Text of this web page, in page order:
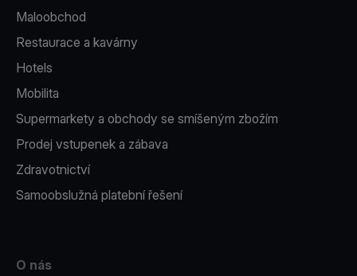
Maloobchod
Restaurace a kavárny
Hotels
Mobilita
Supermarkety a obchody se smíšeným zbožím
Prodej vstupenek a zábava
Zdravotnictví
Samoobslužná platební řešení
O nás